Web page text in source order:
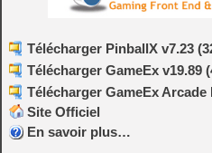
Télécharger PinballX v7.23
Télécharger GameEx v19.89
Télécharger GameEx Arcade
Site Officiel
En savoir plus…